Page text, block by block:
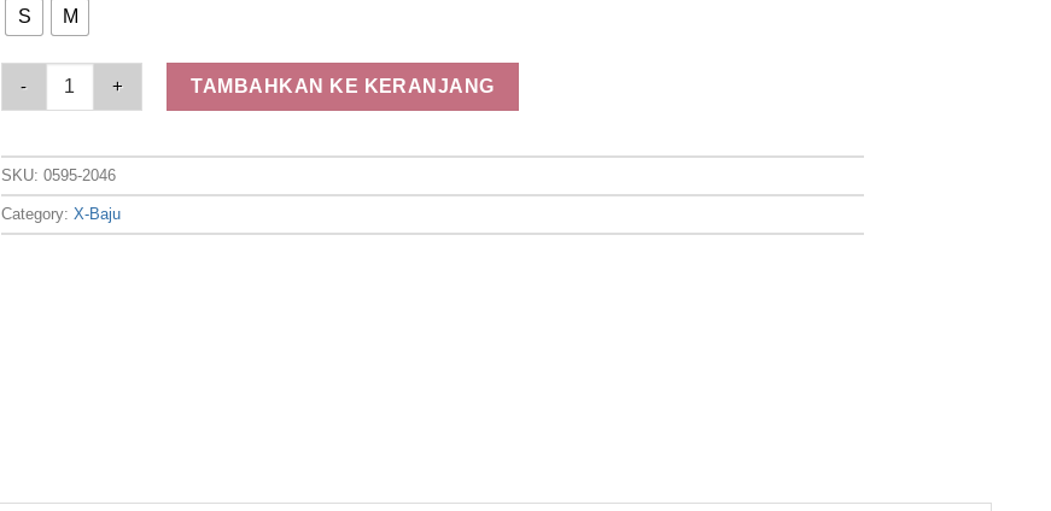
S M
Elizabeth Clothing - Blouse Wanita Kasual | Lengan Panjang 0595-2046 quantity
TAMBAHKAN KE KERANJANG
SKU:0595-2046
Category:X-Baju